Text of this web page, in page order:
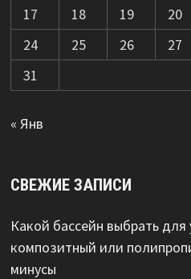
17
18 19 20
24
25 26 27
31
« Янв
СВЕЖИЕ ЗАПИСИ
Какой бассейн выбрать для
композитный или
минусы